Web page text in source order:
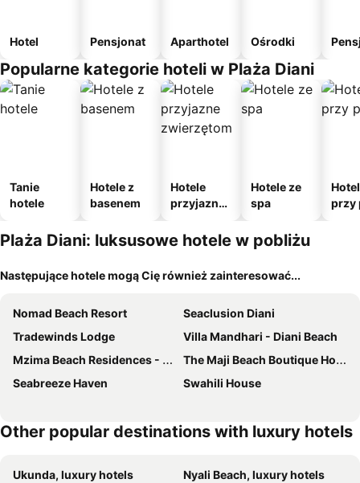
Hotel Pensjonat Aparthotel Ośrodki
Popularne kategorie hoteli w Plaża Diani
Tanie
hotele
Hotele z
basenem
Hotele
przyjazne
m
Hotele ze
spa
przy
Plaża Diani: luksusowe hotele w pobliżu
Następujące hotele mogą Cię również zainteresować...
Nomad Beach Resort
Seaclusion Diani
Tradewinds Lodge
Villa Mandhari - Diani Beach
Mzima Beach Residences - Diani Beach
The Maji Beach Boutique Hotel
Seabreeze Haven
Swahili House
Other popular destinations with luxury hotels
Ukunda, luxury hotels
Nyali Beach, luxury hotels